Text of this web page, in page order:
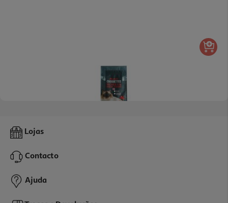
Ração Para Gato Auchan Esterilizado Rico Em Vaca Fresca 1.5kg
5,39 €
Lojas
Contacto
Ajuda